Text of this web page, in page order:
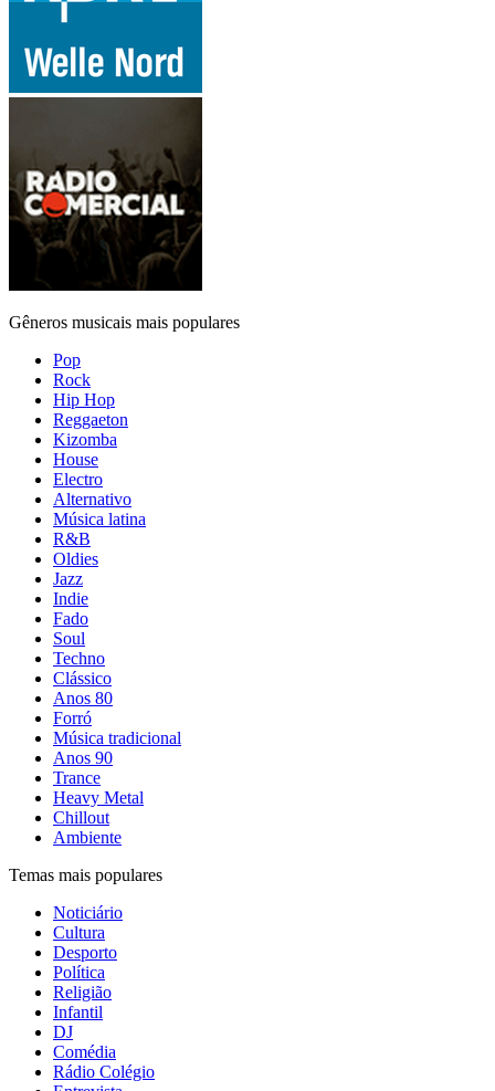
Gêneros musicais mais populares
Pop
Rock
Hip Hop
Reggaeton
Kizomba
House
Electro
Alternativo
Música latina
R&B
Oldies
Jazz
Indie
Fado
Soul
Techno
Clássico
Anos 80
Forró
Música tradicional
Anos 90
Trance
Heavy Metal
Chillout
Ambiente
Temas mais populares
Noticiário
Cultura
Desporto
Política
Religião
Infantil
DJ
Comédia
Rádio Colégio